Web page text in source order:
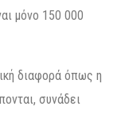
μόνο 150 000
διαφορά όπως η
συνάδει